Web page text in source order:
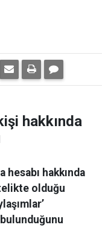
hakkında
hakkında
olduğu